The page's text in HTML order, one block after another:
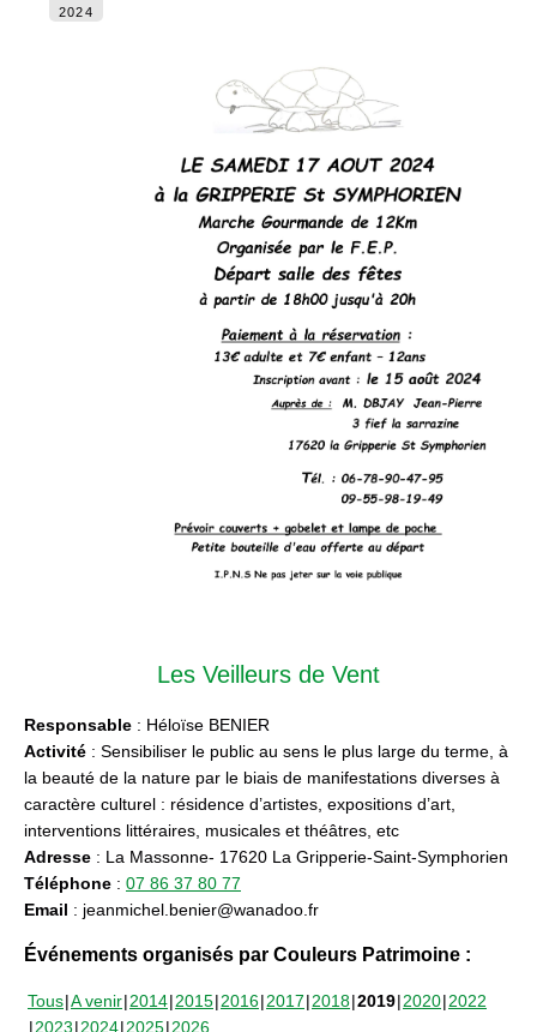
2024
Les Veilleurs de Vent
Responsable : Héloïse BENIER
Activité : Sensibiliser le public au sens le plus large du terme, à
la beauté de la nature par le biais de manifestations diverses à
caractère culturel : résidence d’artistes, expositions d’art,
interventions littéraires, musicales et théâtres, etc
Adresse : La Massonne- 17620 La Gripperie-Saint-Symphorien
Téléphone : 07 86 37 80 77
Email : jeanmichel.benier@wanadoo.fr
Événements organisés par Couleurs Patrimoine :
Tous A venir 2014 2015 2016 2017 2018 2019 2020 2022
2023 2024 2025 2026